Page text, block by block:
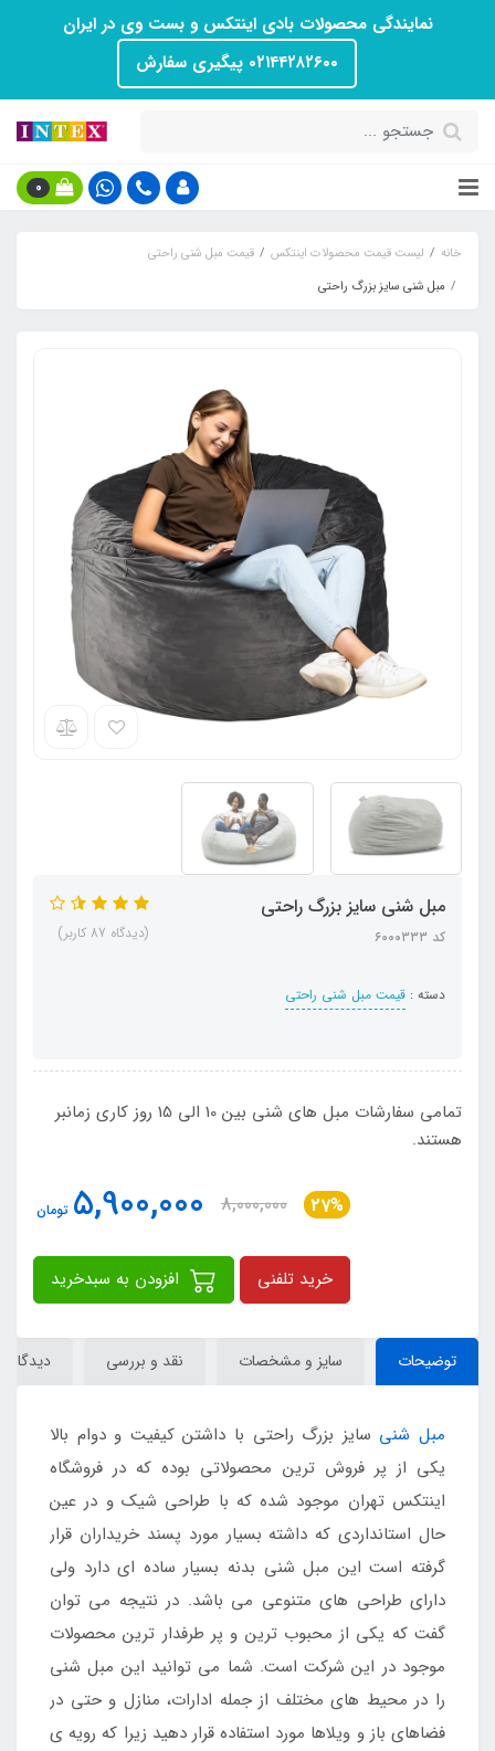
نمایندگی محصولات بادی اینتکس و بست وی در ایران
۰۲۱۴۴۲۸۲۶۰۰ پیگیری سفارش
0
خانه لیست قیمت محصولات اینتکس
قیمت مبل شنی راحتی
مبل شنی سایز بزرگ راحتی
مبل شنی سایز بزرگ راحتی
کد ۶۰۰۰۳۳۳
دسته : قیمت مبل شنی راحتی
(دیدگاه 87 کاربر)
تمامی سفارشات مبل های شنی بین 10 الی 15 روز کاری زمانبر
هستند.
27%
8,000,000
5,900,000 تومان
خرید تلفنی
توضیحات سایز و مشخصات نقد و بررسی
مبل شنی سایز بزرگ راحتی با داشتن کیفیت و دوام بالا
یکی از پر فروش ترین محصولاتی بوده که در فروشگاه
اینتکس تهران موجود شده که با طراحی شیک و در عین
حال استانداردی که داشته بسیار مورد پسند خریداران قرار
گرفته است این مبل شنی بدنه بسیار ساده ای دارد ولی
دارای طراحی های متنوعی می باشد. در نتیجه می توان
گفت که یکی از محبوب ترین و پر طرفدار ترین محصولات
موجود در این شرکت است. شما می توانید این مبل شنی
را در محیط های مختلف از جمله ادارات، منازل و حتی در
فضاهای باز و ویلاها مورد استفاده قرار دهید زیرا که رویه ی